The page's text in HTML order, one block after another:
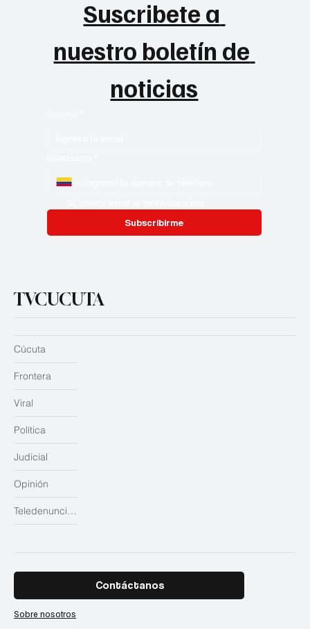
Suscribete a
nuestro boletín de
noticias
Subscribirme
TVCUCUTA
Judicial
Opinión
Teledenuncias
Cúcuta
Frontera
Viral
Política
Contáctanos
Sobre nosotros